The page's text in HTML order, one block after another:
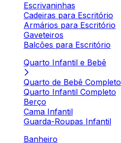
Escrivaninhas
Cadeiras para Escritório
Armários para Escritório
Gaveteiros
Balcões para Escritório
Quarto Infantil e Bebê
Quarto de Bebê Completo
Quarto Infantil Completo
Berço
Cama Infantil
Guarda-Roupas Infantil
Banheiro